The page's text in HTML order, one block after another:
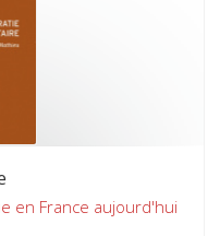
en France aujourd'hui